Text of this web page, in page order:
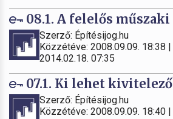
08.1. A felelős műszaki
Szerző: Építésijog.hu
Közzétéve: 2008.09.09. 18:38
2014.02.18. 07:35
07.1. Ki lehet
Szerző: Építésijog.hu
Közzétéve: 2008.09.09. 18:40